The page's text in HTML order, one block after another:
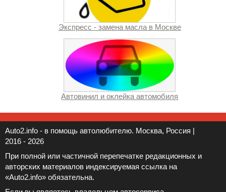
Экспресс - замена масла в Москве
Автовинил и оклейка автомобиля
Auto2.info - в помощь автолюбителю. Москва, Россия |
2016 - 2026
При полной или частичной перепечатке редакционных и
авторских материалов индексируемая ссылка на
«Auto2.info» обязательна.